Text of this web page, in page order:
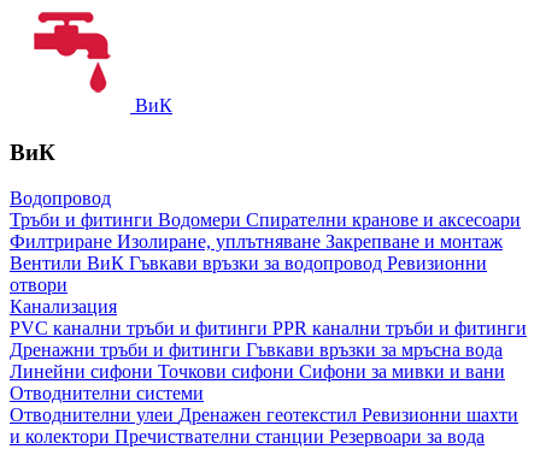
ВиК
ВиК
Водопровод
Тръби и фитинги Водомери Спирателни кранове и аксесоари
Филтриране Изолиране, уплътняване Закрепване и монтаж
Вентили ВиК Гъвкави връзки за водопровод Ревизионни
отвори
Канализация
PVC канални тръби и фитинги PPR канални тръби и фитинги
Дренажни тръби и фитинги Гъвкави връзки за мръсна вода
Линейни сифони Точкови сифони Сифони за мивки и вани
Отводнителни системи
Отводнителни улеи Дренажен геотекстил Ревизионни шахти
и колектори Пречиствателни станции Резервоари за вода